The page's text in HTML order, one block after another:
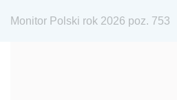
1975 1974
Monitor Polski rok 2026 poz. 753